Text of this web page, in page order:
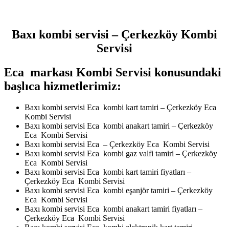
Baxı kombi servisi – Çerkezköy Kombi
Servisi
Eca markası Kombi Servisi konusundaki
başlıca hizmetlerimiz:
Baxı kombi servisi Eca kombi kart tamiri – Çerkezköy Eca
Kombi Servisi
Baxı kombi servisi Eca kombi anakart tamiri – Çerkezköy
Eca Kombi Servisi
Baxı kombi servisi Eca – Çerkezköy Eca Kombi Servisi
Baxı kombi servisi Eca kombi gaz valfi tamiri – Çerkezköy
Eca Kombi Servisi
Baxı kombi servisi Eca kombi kart tamiri fiyatları –
Çerkezköy Eca Kombi Servisi
Baxı kombi servisi Eca kombi eşanjör tamiri – Çerkezköy
Eca Kombi Servisi
Baxı kombi servisi Eca kombi anakart tamiri fiyatları –
Çerkezköy Eca Kombi Servisi